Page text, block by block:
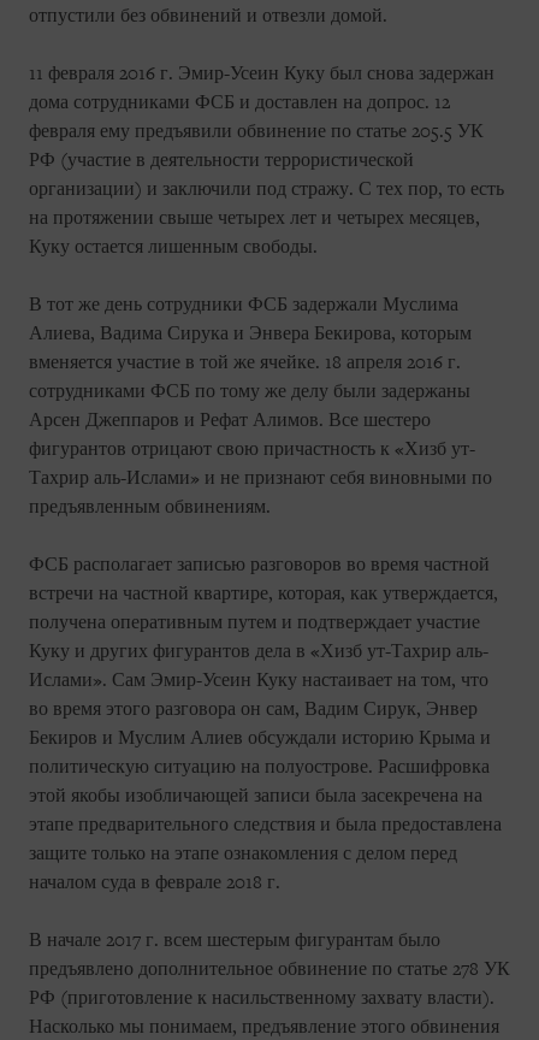
отпустили без обвинений и отвезли домой.
11 февраля 2016 г. Эмир-Усеин Куку был снова задержан
дома сотрудниками ФСБ и доставлен на допрос. 12
февраля ему предъявили обвинение по статье 205.5 УК
РФ (участие в деятельности террористической
организации) и заключили под стражу. С тех пор, то есть
на протяжении свыше четырех лет и четырех месяцев,
Куку остается лишенным свободы.
В тот же день сотрудники ФСБ задержали Муслима
Алиева, Вадима Сирука и Энвера Бекирова, которым
вменяется участие в той же ячейке. 18 апреля 2016 г.
сотрудниками ФСБ по тому же делу были задержаны
Арсен Джеппаров и Рефат Алимов. Все шестеро
фигурантов отрицают свою причастность к «Хизб ут-
Тахрир аль-Ислами» и не признают себя виновными по
предъявленным обвинениям.
ФСБ располагает записью разговоров во время частной
встречи на частной квартире, которая, как утверждается,
получена оперативным путем и подтверждает участие
Куку и других фигурантов дела в «Хизб ут-Тахрир аль-
Ислами». Сам Эмир-Усеин Куку настаивает на том, что
во время этого разговора он сам, Вадим Сирук, Энвер
Бекиров и Муслим Алиев обсуждали историю Крыма и
политическую ситуацию на полуострове. Расшифровка
этой якобы изобличающей записи была засекречена на
этапе предварительного следствия и была предоставлена
защите только на этапе ознакомления с делом перед
началом суда в феврале 2018 г.
В начале 2017 г. всем шестерым фигурантам было
предъявлено дополнительное обвинение по статье 278 УК
РФ (приготовление к насильственному захвату власти).
Насколько мы понимаем, предъявление этого обвинения